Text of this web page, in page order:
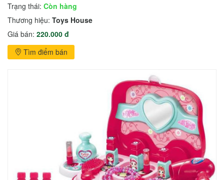
Trạng thái: Còn hàng
Thương hiệu: Toys House
Giá bán: 220.000 đ
Tìm điểm bán